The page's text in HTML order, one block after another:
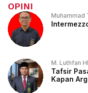
OPINI
Muhammad
M. Luthfan
Tafsir
Kapan